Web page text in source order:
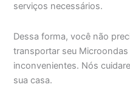
serviços necessários.
Dessa forma, você não
transportar seu
inconvenientes. Nós
sua casa.